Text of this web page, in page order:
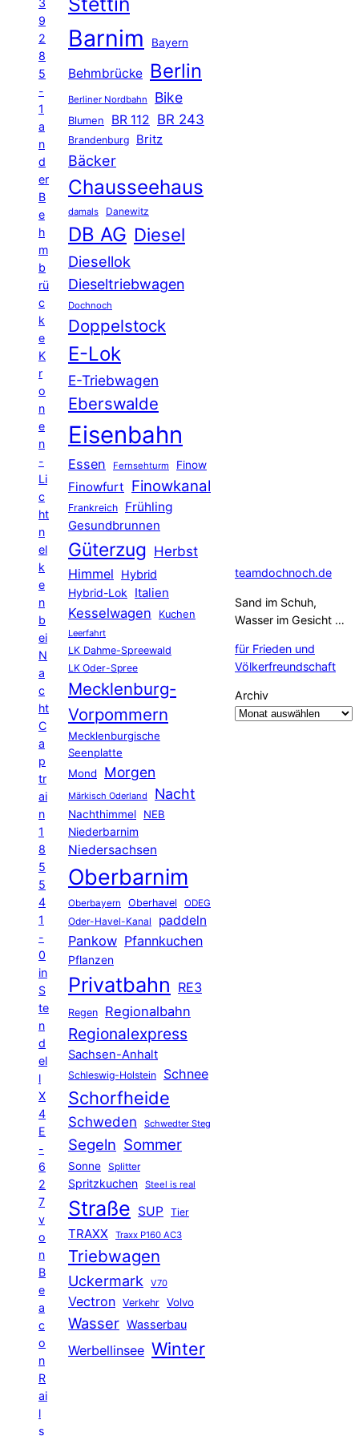
9
2
8
5
-
1
a
n
d
er
B
e
h
m
b
rü
c
k
e
K
r
o
n
e
n
-
Li
c
ht
n
el
k
e
n
b
ei
N
a
c
ht
C
a
p
tr
ai
n
1
8
5
5
4
1
-
0
in
S
te
n
d
el
l
X
4
E
-
6
2
7
v
o
n
B
e
a
c
o
n
R
ai
l
s
Barnim Bayern
Behmbrücke Berlin
Berliner Nordbahn Bike
Blumen BR 112 BR 243
Brandenburg Britz
Bäcker
Chausseehaus
damals Danewitz
DB AG Diesel
Diesellok
Dieseltriebwagen
Dochnoch
Doppelstock
E-Lok
E-Triebwagen
Eberswalde
Eisenbahn
Essen Fernsehturm Finow
Finowfurt Finowkanal
Frankreich Frühling
Gesundbrunnen
Güterzug Herbst
Himmel
Hybrid
Hybrid-Lok Italien
Kesselwagen Kuchen
Leerfahrt
LK Dahme-Spreewald
LK Oder-Spree
Mecklenburg-
Vorpommern
Mecklenburgische
Seenplatte
Mond
Morgen
Märkisch Oderland Nacht
Nachthimmel
NEB
Niederbarnim
Niedersachsen
Oberbarnim
Oberbayern Oberhavel ODEG
Oder-Havel-Kanal paddeln
Pankow Pfannkuchen
Pflanzen
Privatbahn RE3
Regen Regionalbahn
Regionalexpress
Sachsen-Anhalt
Schleswig-Holstein Schnee
Schorfheide
Schweden Schwedter Steg
Segeln Sommer
Sonne Splitter
Spritzkuchen Steel is real
Straße SUP Tier
TRAXX Traxx P160 AC3
Triebwagen
Uckermark V70
Vectron Verkehr Volvo
Wasser Wasserbau
Werbellinsee Winter
teamdochnoch.de
Sand im Schuh,
Wasser im Gesicht …
für Frieden und
Völkerfreundschaft
Archiv